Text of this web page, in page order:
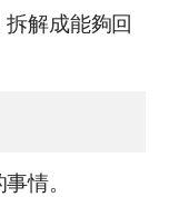
解成能夠回
情。